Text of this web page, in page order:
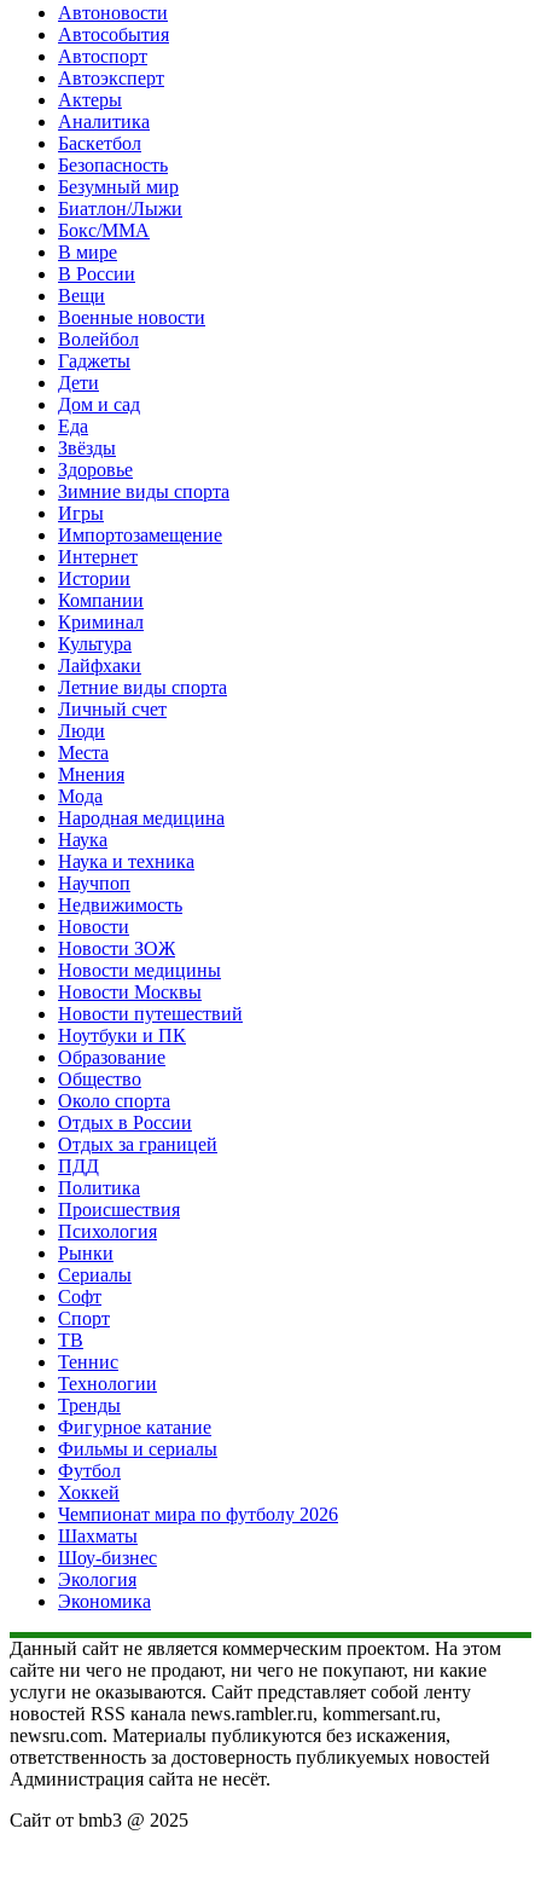
Автоновости
Автособытия
Автоспорт
Автоэксперт
Актеры
Аналитика
Баскетбол
Безопасность
Безумный мир
Биатлон/Лыжи
Бокс/MMA
В мире
В России
Вещи
Военные новости
Волейбол
Гаджеты
Дети
Дом и сад
Еда
Звёзды
Здоровье
Зимние виды спорта
Игры
Импортозамещение
Интернет
Истории
Компании
Криминал
Культура
Лайфхаки
Летние виды спорта
Личный счет
Люди
Места
Мнения
Мода
Народная медицина
Наука
Наука и техника
Научпоп
Недвижимость
Новости
Новости ЗОЖ
Новости медицины
Новости Москвы
Новости путешествий
Ноутбуки и ПК
Образование
Общество
Около спорта
Отдых в России
Отдых за границей
ПДД
Политика
Происшествия
Психология
Рынки
Сериалы
Софт
Спорт
ТВ
Теннис
Технологии
Тренды
Фигурное катание
Фильмы и сериалы
Футбол
Хоккей
Чемпионат мира по футболу 2026
Шахматы
Шоу-бизнес
Экология
Экономика
Данный сайт не является коммерческим проектом. На этом
сайте ни чего не продают, ни чего не покупают, ни какие
услуги не оказываются. Сайт представляет собой ленту
новостей RSS канала news.rambler.ru, kommersant.ru,
newsru.com. Материалы публикуются без искажения,
ответственность за достоверность публикуемых новостей
Администрация сайта не несёт.
Сайт от bmb3 @ 2025